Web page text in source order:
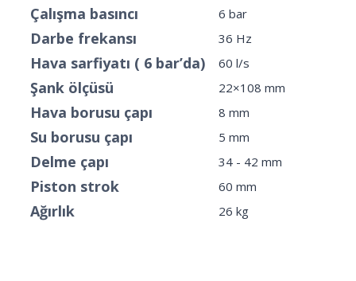
Çalışma basıncı 6 bar
Darbe frekansı 36 Hz
Hava sarfiyatı ( 6 bar’da) 60 l/s
Şank ölçüsü 22×108 mm
Hava borusu çapı 8 mm
Su borusu çapı 5 mm
Delme çapı 34 - 42 mm
Piston strok 60 mm
Ağırlık 26 kg